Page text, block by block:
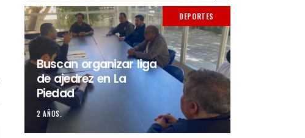
DEPORTES
Buscan organizar liga
de ajedrez en La
Piedad
2 AÑOS.